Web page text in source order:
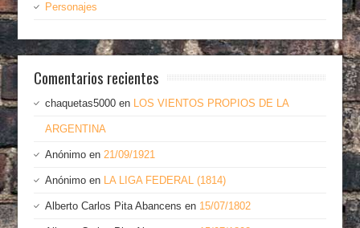
Personajes
Comentarios recientes
chaquetas5000 en LOS VIENTOS PROPIOS DE LA
ARGENTINA
Anónimo en21/09/1921
Anónimo en LA LIGA FEDERAL (1814)
Alberto Carlos Pita Abancens en 15/07/1802